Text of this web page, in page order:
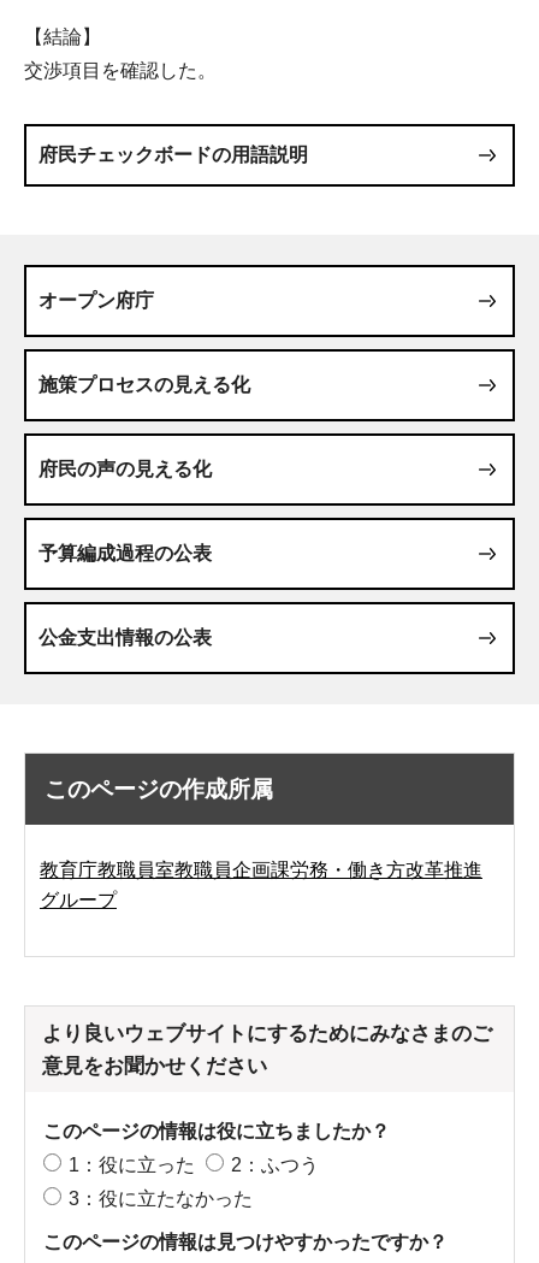
【結論】
交渉項目を確認した。
府民チェックボードの用語説明
オープン府庁
施策プロセスの見える化
府民の声の見える化
予算編成過程の公表
公金支出情報の公表
このページの作成所属
教育庁教職員室教職員企画課労務・働き方改革推進
グループ
より良いウェブサイトにするためにみなさまのご
意見をお聞かせください
このページの情報は役に立ちましたか？
1：役に立った
2：ふつう
3：役に立たなかった
このページの情報は見つけやすかったですか？